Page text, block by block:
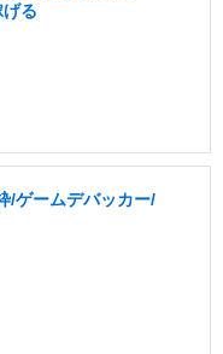
る
/ゲームデバッカー/